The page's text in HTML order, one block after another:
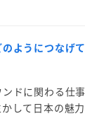
ようにつなげ
ドに関わる仕
して日本の魅